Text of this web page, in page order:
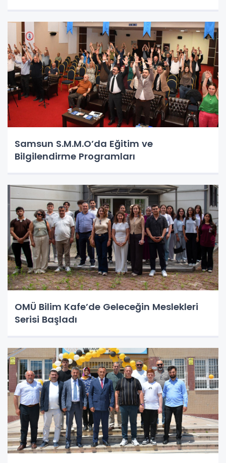
Samsun S.M.M.O’da Eğitim ve
Bilgilendirme Programları
OMÜ Bilim Kafe’de Geleceğin Meslekleri
Serisi Başladı